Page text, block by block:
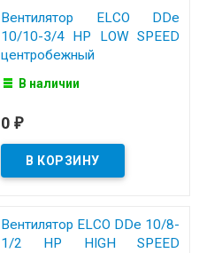
Вентилятор ELCO DDe
10/10-3/4 HP LOW SPEED
центробежный
В наличии
0 ₽
Вентилятор ELCO DDe 10/8-
1/2 HP HIGH SPEED